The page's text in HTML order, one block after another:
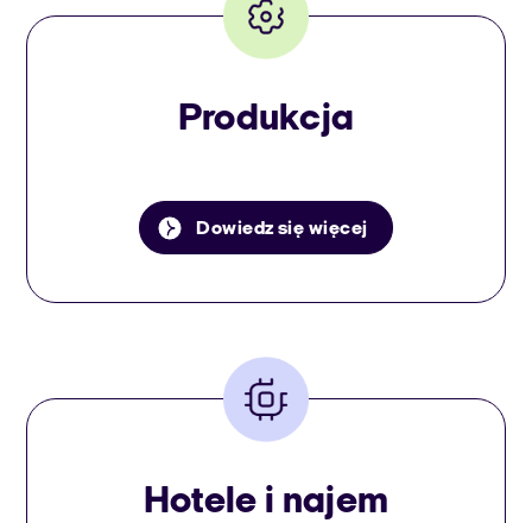
Produkcja
Dowiedz się więcej
Hotele i najem